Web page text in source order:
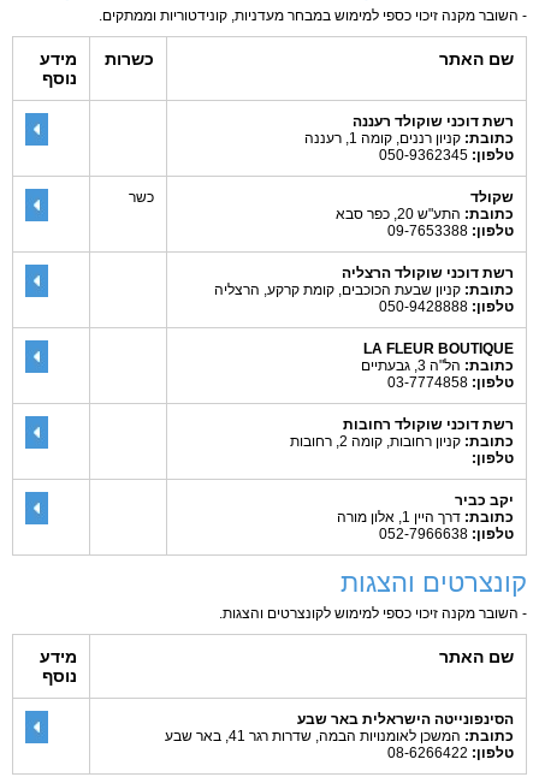
- השובר מקנה זיכוי כספי למימוש במבחר מעדניות, קונידטוריות וממתקים.
שם האתר כשרות
מידע
נוסף
רשת דוכני שוקולד רעננה
כתובת: קניון רננים, קומה 1, רעננה
טלפון:
שקולד
כתובת: התע"ש 20, כפר סבא
טלפון:
כשר
רשת דוכני שוקולד הרצליה
כתובת: קניון שבעת הכוכבים, קומת קרקע, הרצליה
טלפון:
LA FLEUR BOUTIQUE
כתובת: הל"ה 3, גבעתיים
טלפון:
רשת דוכני שוקולד רחובות
כתובת: קניון רחובות, קומה 2, רחובות
טלפון:
יקב כביר
כתובת: דרך היין 1, אלון מורה
טלפון:
קונצרטים והצגות
- השובר מקנה זיכוי כספי למימוש לקונצרטים והצגות.
שם האתר
מידע
נוסף
הסינפונייטה הישראלית באר שבע
כתובת: המשכן לאומנויות הבמה, שדרות רגר 41, באר שבע
טלפון: